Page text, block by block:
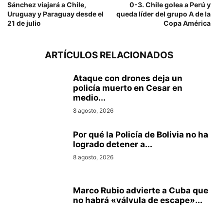
Sánchez viajará a Chile,
Uruguay y Paraguay desde el
21 de julio
0-3. Chile golea a Perú y
queda líder del grupo A de la
Copa América
ARTÍCULOS RELACIONADOS
Ataque con drones deja un
policía muerto en Cesar en
medio...
8 agosto, 2026
Por qué la Policía de Bolivia no ha
logrado detener a...
8 agosto, 2026
Marco Rubio advierte a Cuba que
no habrá «válvula de escape»...